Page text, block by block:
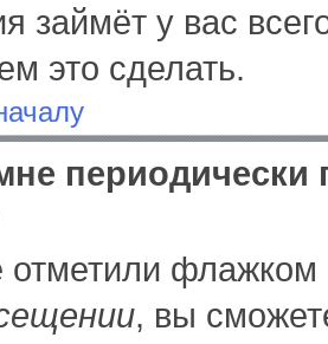
займёт у вас
это сделать.
периодически
отметили флажком
, вы